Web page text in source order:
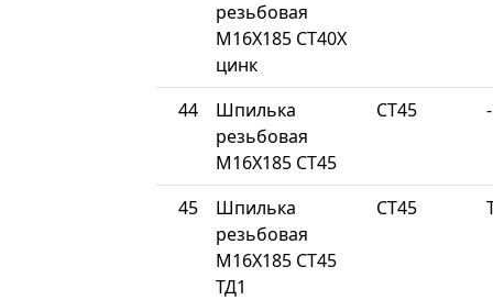
резьбовая
М16Х185 СТ40Х
цинк
44
Шпилька
резьбовая
М16Х185 СТ45
СТ45 -
45
Шпилька
резьбовая
М16Х185 СТ45
ТД1
СТ45